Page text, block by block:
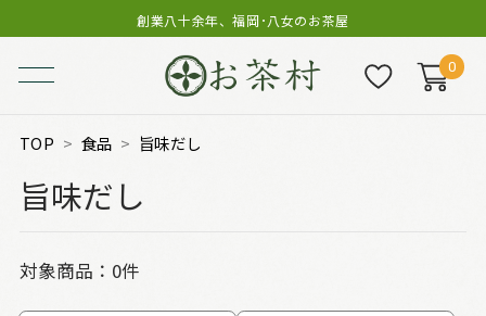
創業八十余年、福岡･八女のお茶屋
0
TOP 食品 旨味だし
旨味だし
対象商品：0件